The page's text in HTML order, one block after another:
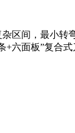
间，最小转弯
+六面板”复合